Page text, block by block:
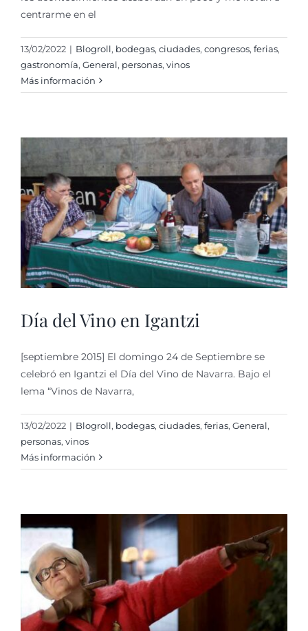
centrarme en el
13/02/2022 | Blogroll, bodegas, ciudades, congresos, ferias,
gastronomí­a, General, personas, vinos
Más información
Día del Vino en Igantzi
[septiembre 2015] El domingo 24 de Septiembre se
celebró en Igantzi el Día del Vino de Navarra. Bajo el
lema “Vinos de Navarra,
13/02/2022 | Blogroll, bodegas, ciudades, ferias, General,
personas, vinos
Más información